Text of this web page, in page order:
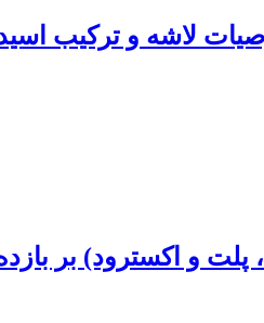
لاشه و ترکیب
و اکسترود) بر